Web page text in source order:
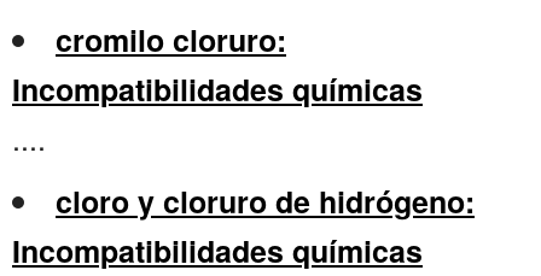
cromilo cloruro:
Incompatibilidades químicas
....
cloro y cloruro de hidrógeno:
Incompatibilidades químicas